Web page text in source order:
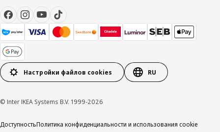
Настройки файлов cookies RU
© Inter IKEA Systems B.V. 1999-2026
ДоступностьПолитика конфиденциальности и использования cookie